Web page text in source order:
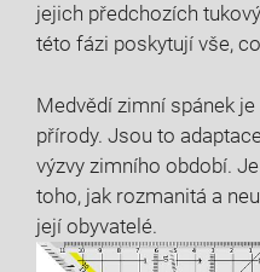
jejich předchozích
této fázi poskytují vše,
Medvědí zimní spánek
přírody. Jsou to
⁤výzvy zimního období.
toho, jak rozmanitá a
její ‌obyvatelé.